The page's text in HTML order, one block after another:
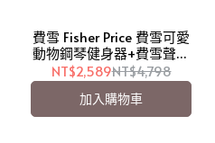
費雪 Fisher Price 費雪可愛
動物鋼琴健身器+費雪聲光
安撫海馬/健力架【愛吾
兒】<奇哥原廠公司貨>
NT$2,589NT$4,798
加入購物車